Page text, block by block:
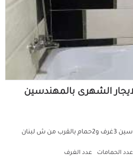
220م للايجار الشهرى بالمهندسين
شقه مفروشه للإيجار بالمهندسين 3غرف و2حمام بالقرب من ش لبنان
عدد الحمامات عدد الغرف